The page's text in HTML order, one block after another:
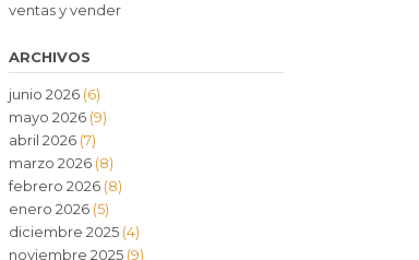
ventas y vender
ARCHIVOS
junio 2026(6)
mayo 2026(9)
abril 2026(7)
marzo 2026(8)
febrero 2026(8)
enero 2026(5)
diciembre 2025(4)
noviembre 2025(9)